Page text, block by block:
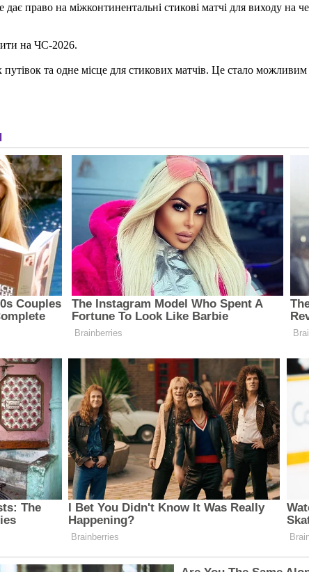
право на міжконтинентальні стикові матчі для виходу на
на ЧС-2026.
та одне місце для стикових матчів. Це стало